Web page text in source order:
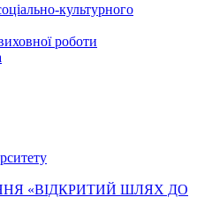
культурного
роботи
«ВІДКРИТИЙ ШЛЯХ ДО